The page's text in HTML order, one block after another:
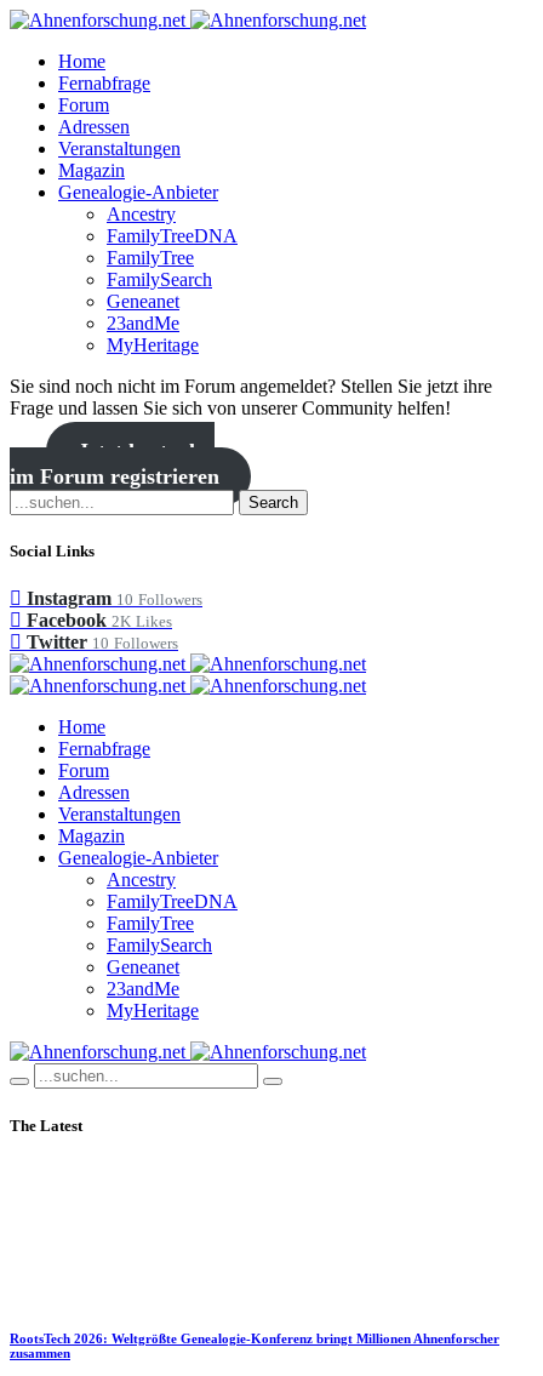
Home
Fernabfrage
Forum
Adressen
Veranstaltungen
Magazin
Genealogie-Anbieter
Ancestry
FamilyTreeDNA
FamilyTree
FamilySearch
Geneanet
23andMe
MyHeritage
Sie sind noch nicht im Forum angemeldet? Stellen Sie jetzt ihre
Frage und lassen Sie sich von unserer Community helfen!
Jetzt kostenlos
im Forum registrieren
Search
Social Links
Instagram 10 Followers
Facebook 2K Likes
Twitter 10 Followers
Home
Fernabfrage
Forum
Adressen
Veranstaltungen
Magazin
Genealogie-Anbieter
Ancestry
FamilyTreeDNA
FamilyTree
FamilySearch
Geneanet
23andMe
MyHeritage
The Latest
RootsTech 2026: Weltgrößte Genealogie-Konferenz bringt Millionen Ahnenforscher
zusammen